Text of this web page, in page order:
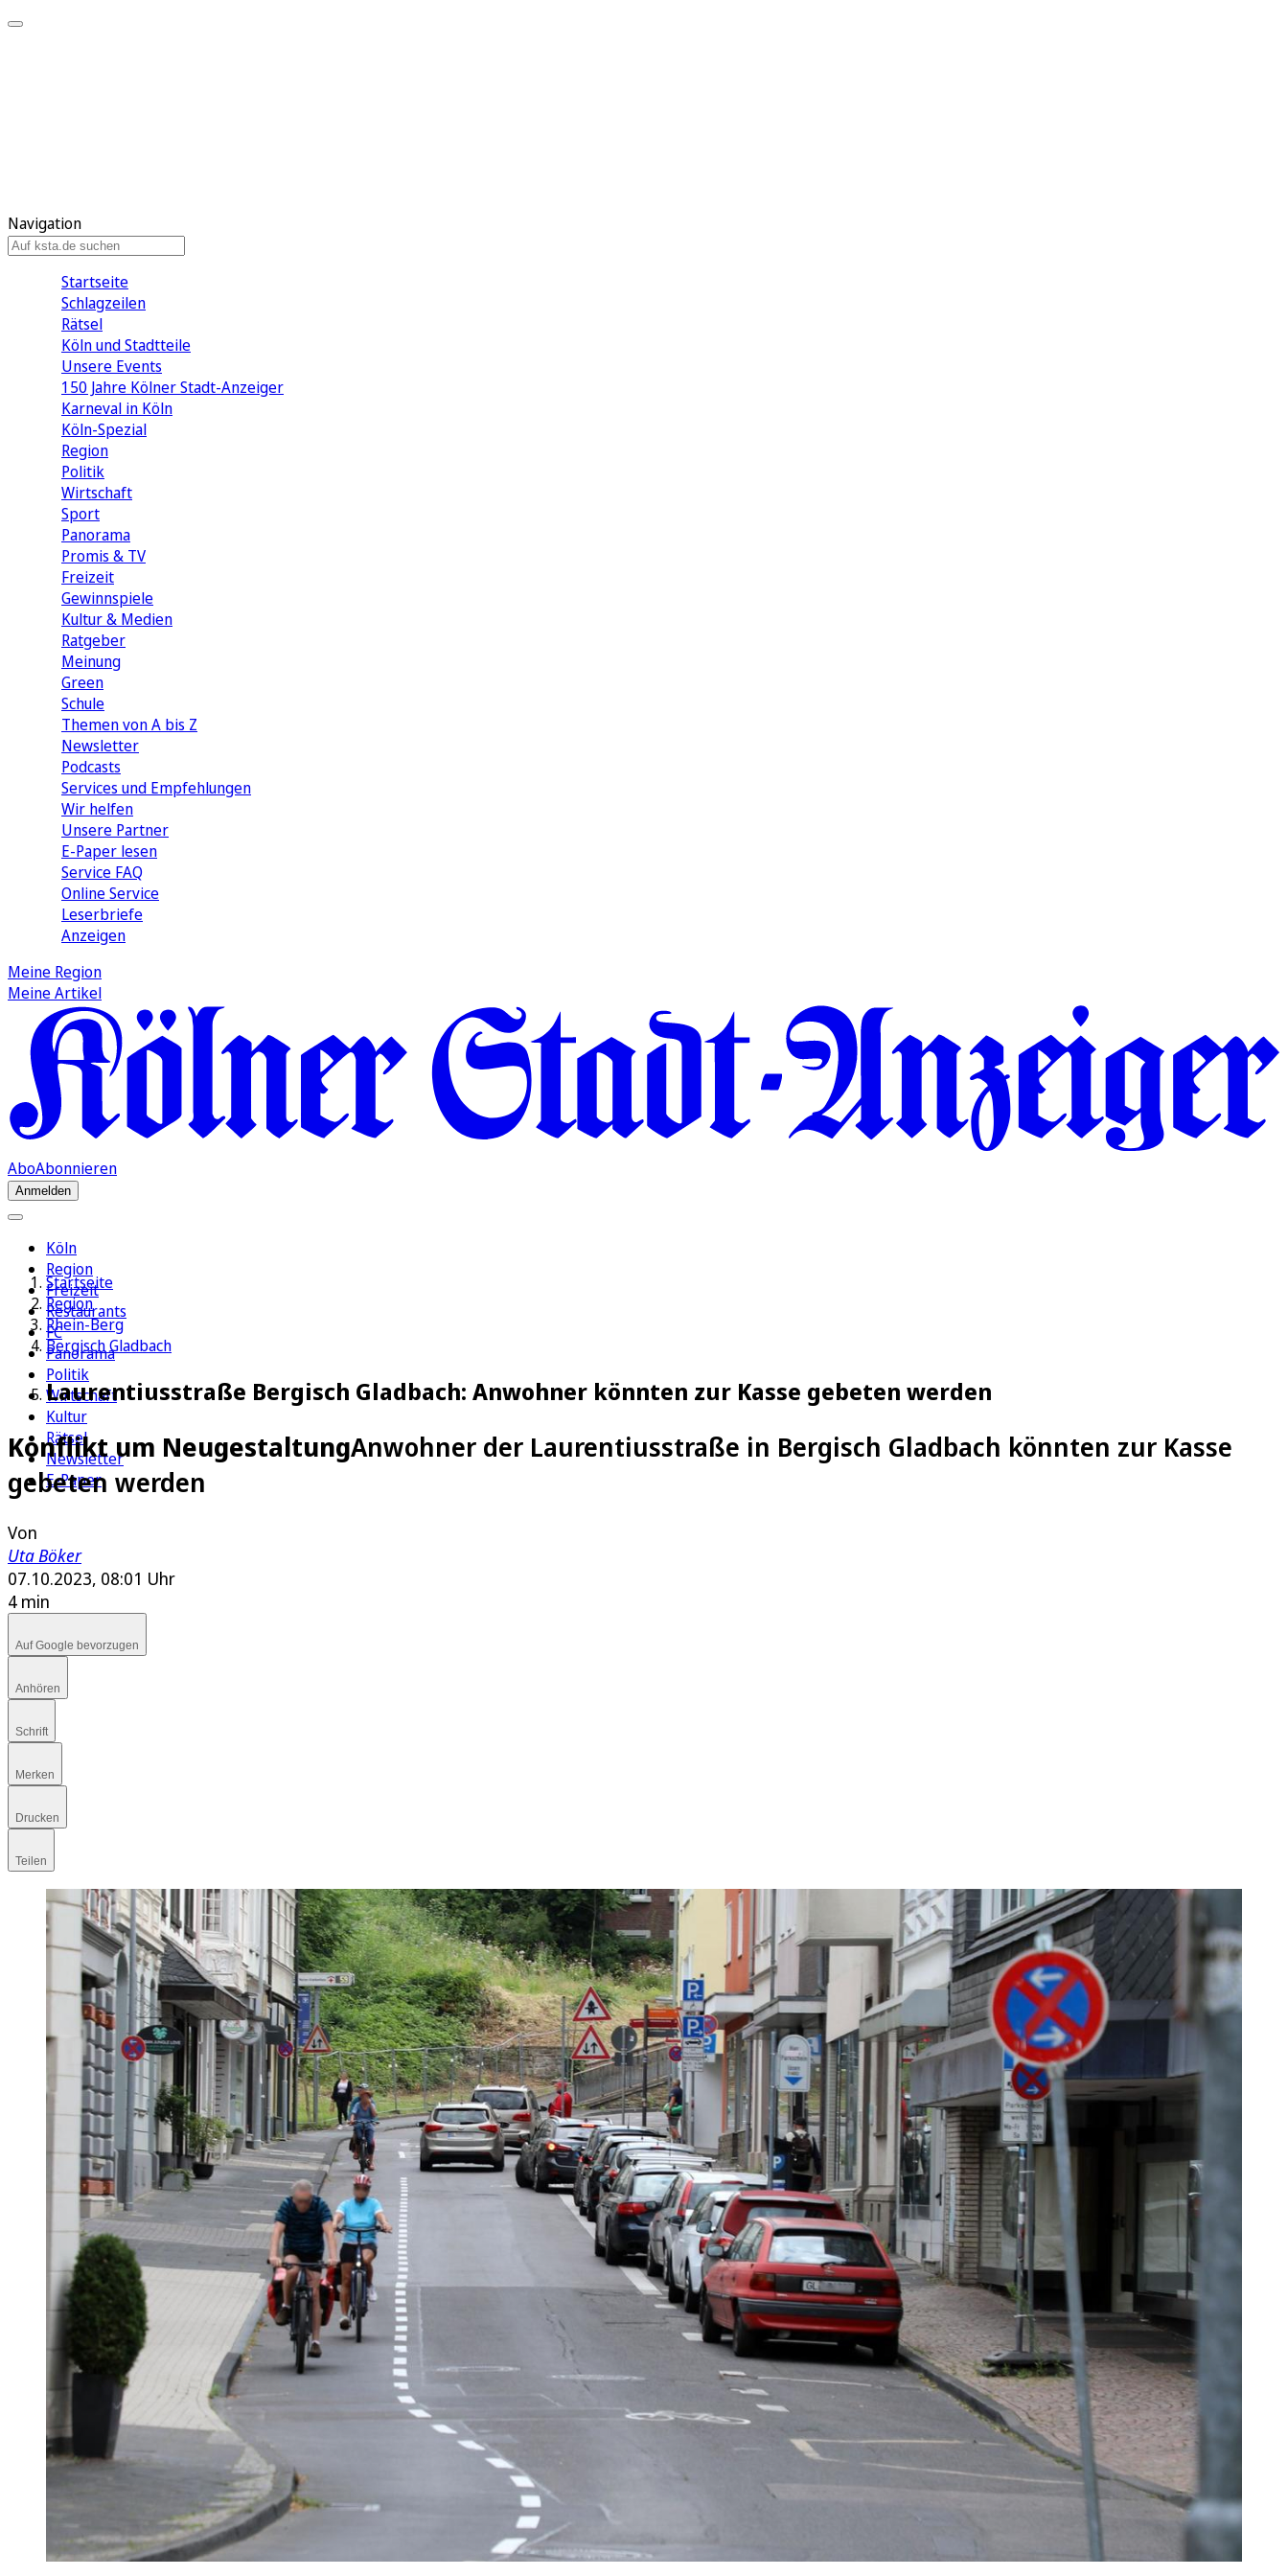
Navigation
Startseite
Schlagzeilen
Rätsel
Köln und Stadtteile
Unsere Events
150 Jahre Kölner Stadt-Anzeiger
Karneval in Köln
Köln-Spezial
Region
Politik
Wirtschaft
Sport
Panorama
Promis & TV
Freizeit
Gewinnspiele
Kultur & Medien
Ratgeber
Meinung
Green
Schule
Themen von A bis Z
Newsletter
Podcasts
Services und Empfehlungen
Wir helfen
Unsere Partner
E-Paper lesen
Service FAQ
Online Service
Leserbriefe
Anzeigen
Meine Region
Meine Artikel
AboAbonnieren
Anmelden
Köln
Region
Freizeit
Restaurants
FC
Panorama
Politik
Wirtschaft
Kultur
Rätsel
Newsletter
E-Paper
Startseite
Region
Rhein-Berg
Bergisch Gladbach
Laurentiusstraße Bergisch Gladbach: Anwohner könnten zur Kasse gebeten werden
Konflikt um NeugestaltungAnwohner der Laurentiusstraße in Bergisch Gladbach könnten zur Kasse
gebeten werden
Von
Uta Böker
07.10.2023, 08:01 Uhr
4 min
Auf Google bevorzugen
Anhören
Schrift
Merken
Drucken
Teilen